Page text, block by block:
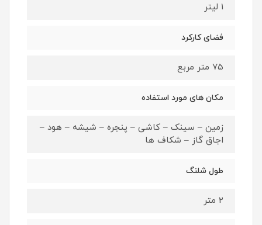
1 لیتر
فضای کارکرد
75 متر مربع
مکان های مورد استفاده
زمین – سینک – کاشی – پنجره – شیشه – هود –
اجاق گاز – شکاف ها
طول شلنگ
2 متر